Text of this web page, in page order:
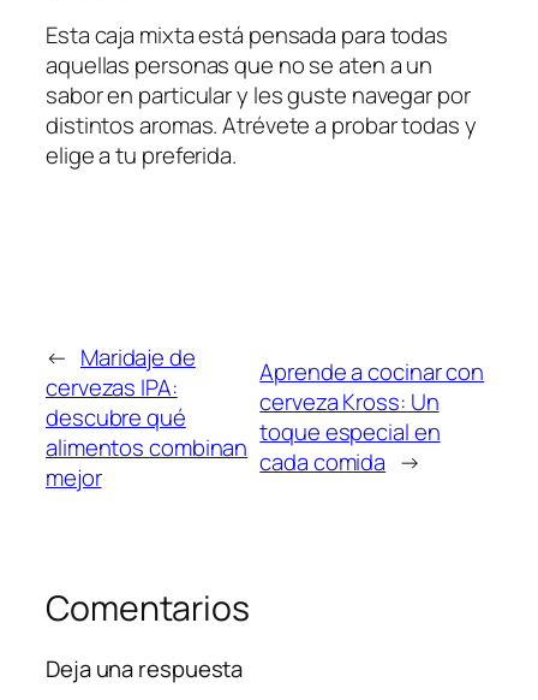
Esta caja mixta está pensada para todas
aquellas personas que no se aten a un
sabor en particular y les guste navegar por
distintos aromas. Atrévete a probar todas y
elige a tu preferida.
← Maridaje de
cervezas IPA:
descubre qué
alimentos combinan
mejor
Aprende a cocinar con
cerveza Kross: Un
toque especial en
cada comida →
Comentarios
Deja una respuesta